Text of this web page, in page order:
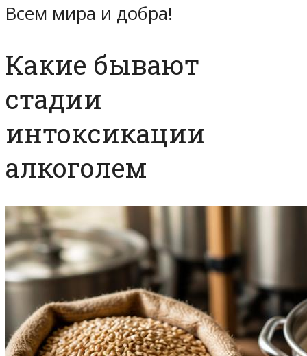
Всем мира и добра!
Какие бывают
стадии
интоксикации
алкоголем